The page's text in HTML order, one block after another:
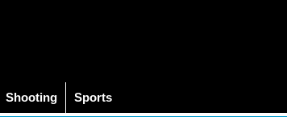
Shooting Sports